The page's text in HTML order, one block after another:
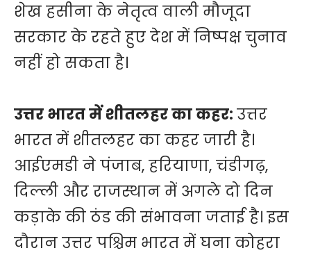
शेख हसीना के नेतृत्व वाली मौजूदा
सरकार के रहते हुए देश में निष्पक्ष चुनाव
नहीं हो सकता है।
उत्तर भारत में शीतलहर का कहर:उत्तर
भारत में शीतलहर का कहर जारी है।
आईएमडी ने पंजाब, हरियाणा, चंडीगढ़,
दिल्ली और राजस्थान में अगले दो दिन
कड़ाके की ठंड की संभावना जताई है। इस
दौरान उत्तर पश्चिम भारत में घना कोहरा